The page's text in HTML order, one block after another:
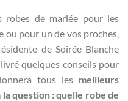
robes de mariée pour les
ou pour un de vos proches,
de Soirée Blanche
quelques conseils pour
tous les meilleurs
question : quelle robe de